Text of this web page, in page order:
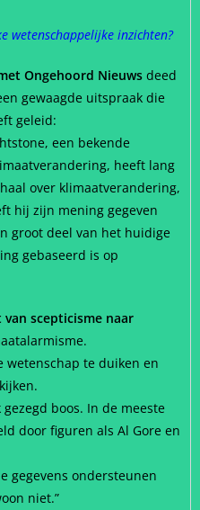
wetenschappelijke inzichten?
Ongehoord Nieuws deed
gewaagde uitspraak die
geleid:
een bekende
heeft lang
over klimaatverandering,
hij zijn mening gegeven
groot deel van het huidige
gebaseerd is op
scepticisme naar
wetenschap te duiken en
boos. In de meeste
door figuren als Al Gore en
gegevens ondersteunen
niet.”